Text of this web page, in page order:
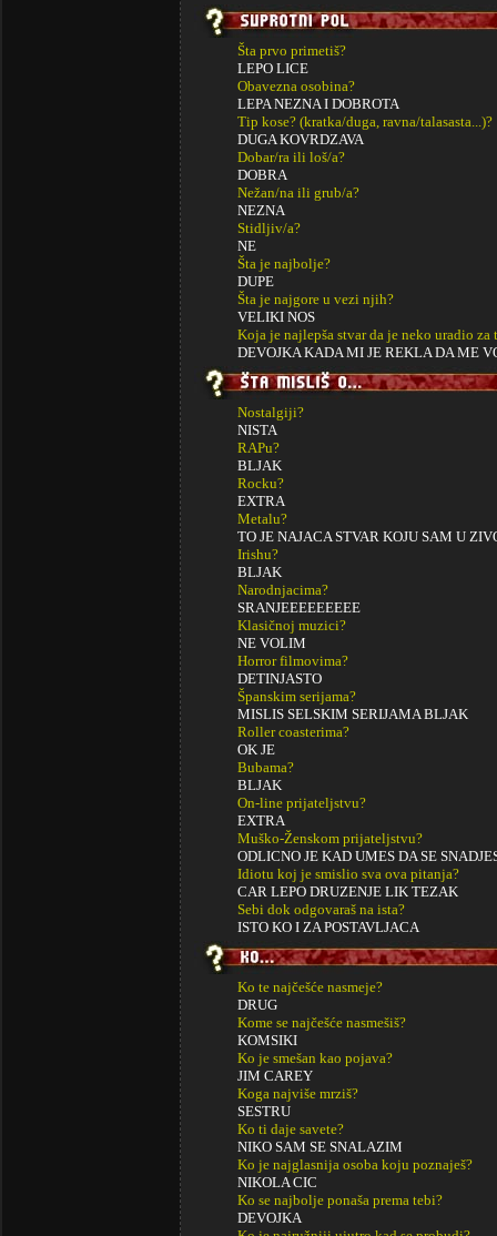
Šta prvo primetiš?
LEPO LICE
Obavezna osobina?
LEPA NEZNA I DOBROTA
Tip kose? (kratka/duga, ravna/talasasta...)?
DUGA KOVRDZAVA
Dobar/ra ili loš/a?
DOBRA
Nežan/na ili grub/a?
NEZNA
Stidljiv/a?
NE
Šta je najbolje?
DUPE
Šta je najgore u vezi njih?
VELIKI NOS
Koja je najlepša stvar da je neko uradio za
DEVOJKA KADA MI JE REKLA DA ME
Nostalgiji?
NISTA
RAPu?
BLJAK
Rocku?
EXTRA
Metalu?
TO JE NAJACA STVAR KOJU SAM U
Irishu?
BLJAK
Narodnjacima?
SRANJEEEEEEEEE
Klasičnoj muzici?
NE VOLIM
Horror filmovima?
DETINJASTO
Španskim serijama?
MISLIS SELSKIM SERIJAMA BLJAK
Roller coasterima?
OK JE
Bubama?
BLJAK
On-line prijateljstvu?
EXTRA
Muško-Ženskom prijateljstvu?
ODLICNO JE KAD UMES DA SE
Idiotu koj je smislio sva ova pitanja?
CAR LEPO DRUZENJE LIK TEZAK
Sebi dok odgovaraš na ista?
ISTO KO I ZA POSTAVLJACA
Ko te najčešće nasmeje?
DRUG
Kome se najčešće nasmešiš?
KOMSIKI
Ko je smešan kao pojava?
JIM CAREY
Koga najviše mrziš?
SESTRU
Ko ti daje savete?
NIKO SAM SE SNALAZIM
Ko je najglasnija osoba koju poznaješ?
NIKOLA CIC
Ko se najbolje ponaša prema tebi?
DEVOJKA